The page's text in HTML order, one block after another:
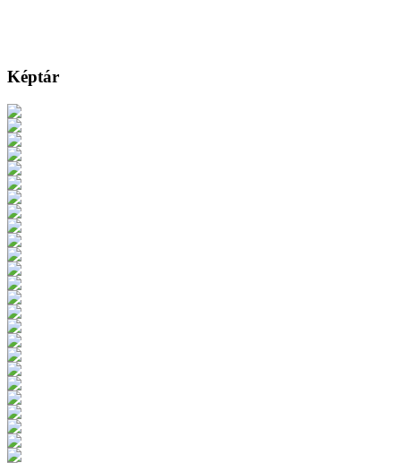
Képtár